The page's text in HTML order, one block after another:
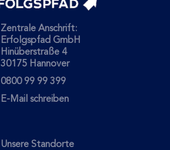
Zentrale Anschrift:
Erfolgspfad GmbH
Hinüberstraße 4
30175 Hannover
0800 99 99 399
E-Mail schreiben
Unsere Standorte